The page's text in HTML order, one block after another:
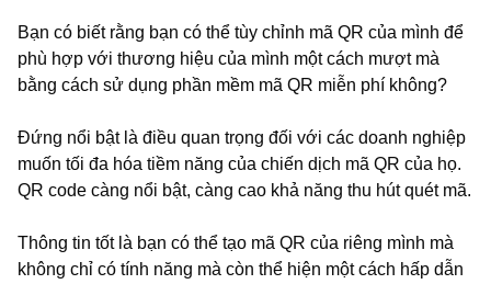
Bạn có biết rằng bạn có thể tùy chỉnh mã QR của mình để
phù hợp với thương hiệu của mình một cách mượt mà
bằng cách sử dụng phần mềm mã QR miễn phí không?
Đứng nổi bật là điều quan trọng đối với các doanh nghiệp
muốn tối đa hóa tiềm năng của chiến dịch mã QR của họ.
QR code càng nổi bật, càng cao khả năng thu hút quét mã.
Thông tin tốt là bạn có thể tạo mã QR của riêng mình mà
không chỉ có tính năng mà còn thể hiện một cách hấp dẫn